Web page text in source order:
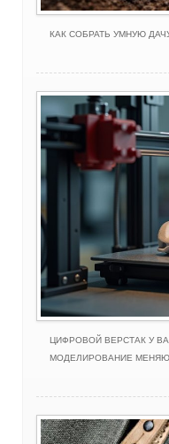
КАК СОБРАТЬ УМНУЮ
ЦИФРОВОЙ ВЕРСТАК У
МОДЕЛИРОВАНИЕ